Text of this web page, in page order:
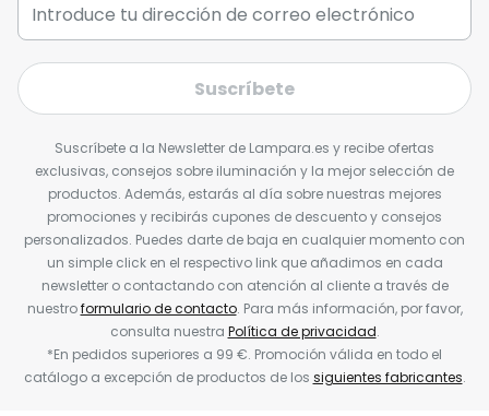
Suscríbete
Suscríbete a la Newsletter de Lampara.es y recibe ofertas
exclusivas, consejos sobre iluminación y la mejor selección de
productos. Además, estarás al día sobre nuestras mejores
promociones y recibirás cupones de descuento y consejos
personalizados. Puedes darte de baja en cualquier momento con
un simple click en el respectivo link que añadimos en cada
newsletter o contactando con atención al cliente a través de
nuestroformulario de contacto. Para más información, por favor,
consulta nuestra Política de privacidad.
*En pedidos superiores a 99 €. Promoción válida en todo el
catálogo a excepción de productos de los siguientes fabricantes.